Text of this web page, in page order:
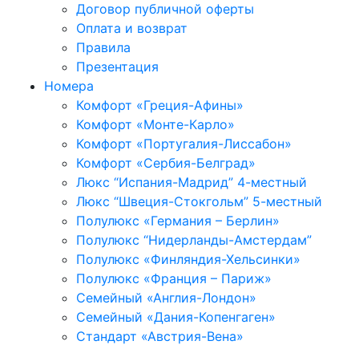
Договор публичной оферты
Оплата и возврат
Правила
Презентация
Номера
Комфорт «Греция-Афины»
Комфорт «Монте-Карло»
Комфорт «Португалия-Лиссабон»
Комфорт «Сербия-Белград»
Люкс “Испания-Мадрид” 4-местный
Люкс “Швеция-Стокгольм” 5-местный
Полулюкс «Германия – Берлин»
Полулюкс “Нидерланды-Амстердам”
Полулюкс «Финляндия-Хельсинки»
Полулюкс «Франция – Париж»
Семейный «Англия-Лондон»
Семейный «Дания-Копенгаген»
Стандарт «Австрия-Вена»